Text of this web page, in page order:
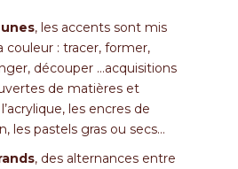
, les accents sont mis
couleur : tracer, former,
découper …acquisitions
de matières et
les encres de
les pastels gras ou secs…
, des alternances entre